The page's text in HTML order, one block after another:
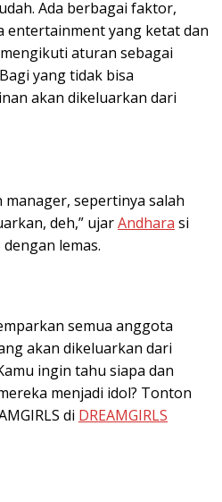
Ada berbagai faktor,
entertainment yang ketat dan
aturan sebagai
yang tidak bisa
akan dikeluarkan dari
sepertinya salah
deh,” ujarAndhara si
dengan lemas.
semua anggota
akan dikeluarkan dari
ingin tahu siapa dan
menjadi idol? Tonton
di DREAMGIRLS